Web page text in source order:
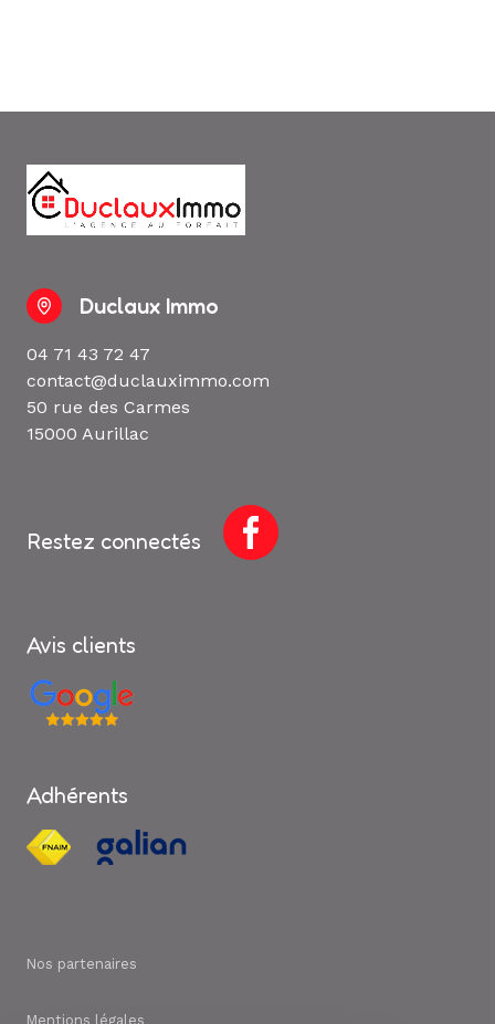
Duclaux Immo
04 71 43 72 47
contact@duclauximmo.com
50 rue des Carmes
15000 Aurillac
Restez connectés
Avis clients
Adhérents
Nos partenaires
Mentions légales